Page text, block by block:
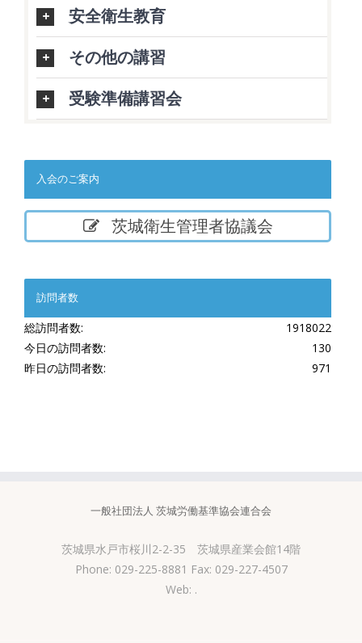
安全衛生教育
その他の講習
受験準備講習会
入会のご案内
茨城衛生管理者協議会
訪問者数
1918022
総訪問者数:
130
今日の訪問者数:
971
昨日の訪問者数:
一般社団法人 茨城労働基準協会連合会
茨城県水戸市桜川2-2-35 茨城県産業会館14階
Phone: 029-225-8881 Fax: 029-227-4507
Web: .